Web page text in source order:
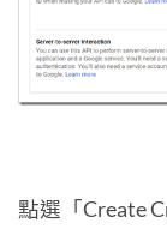
點選「Create